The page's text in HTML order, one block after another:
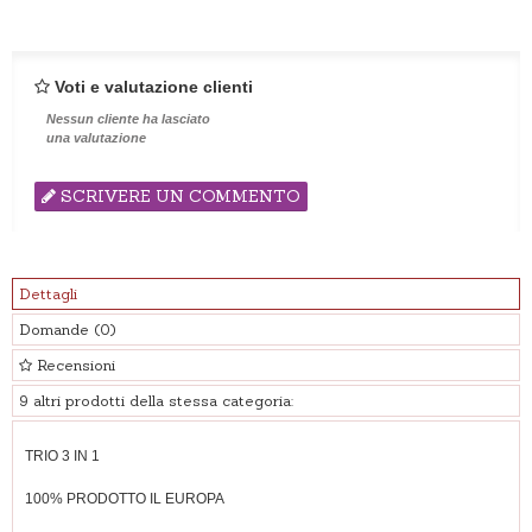
Voti e valutazione clienti
Nessun cliente ha lasciato
una valutazione
SCRIVERE UN COMMENTO
Dettagli
Domande (0)
Recensioni
9 altri prodotti della stessa categoria:
TRIO 3 IN 1
100% PRODOTTO IL EUROPA